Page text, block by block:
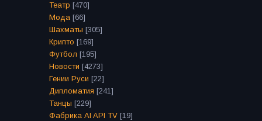
Театр [470]
Мода [66]
Шахматы [305]
Крипто [169]
Футбол [195]
Новости [4273]
Гении Руси [22]
Дипломатия [241]
Танцы [229]
Фабрика AI API TV [19]